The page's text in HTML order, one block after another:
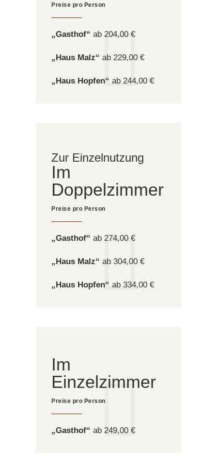
„Gasthof“ ab 204,00 €
„Haus Malz“ ab 229,00 €
„Haus Hopfen“ ab 244,00 €
Im
Doppelzimmer
„Gasthof“ ab 274,00 €
„Haus Malz“ ab 304,00 €
„Haus Hopfen“ ab 334,00 €
Im
Einzelzimmer
„Gasthof“ ab 249,00 €